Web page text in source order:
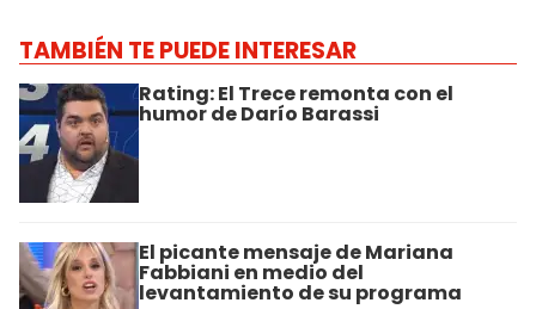
TAMBIÉN TE PUEDE INTERESAR
Rating: El Trece remonta con el
humor de Darío Barassi
El picante mensaje de Mariana
Fabbiani en medio del
levantamiento de su programa